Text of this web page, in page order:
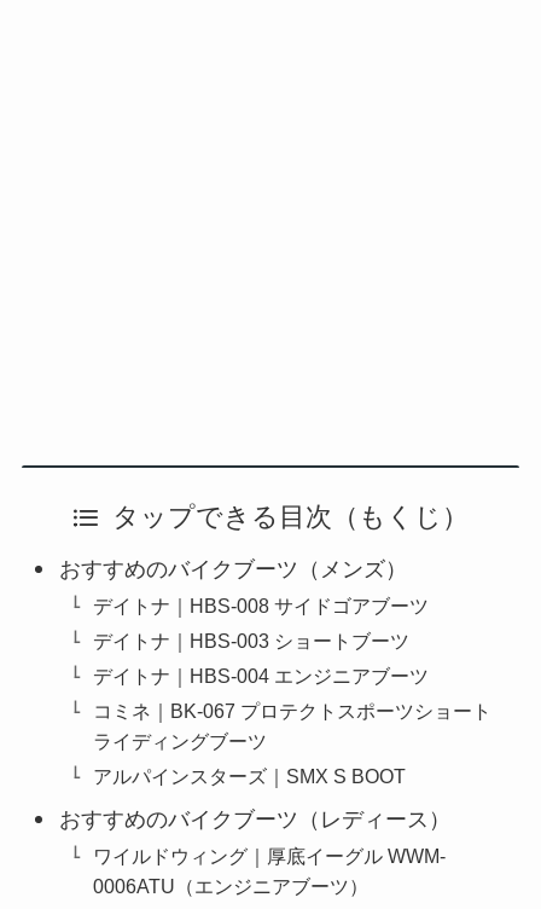
タップできる目次（もくじ）
おすすめのバイクブーツ（メンズ）
デイトナ｜HBS-008 サイドゴアブーツ
デイトナ｜HBS-003 ショートブーツ
デイトナ｜HBS-004 エンジニアブーツ
コミネ｜BK-067 プロテクトスポーツショート
ライディングブーツ
アルパインスターズ｜SMX S BOOT
おすすめのバイクブーツ（レディース）
ワイルドウィング｜厚底イーグル WWM-
0006ATU（エンジニアブーツ）